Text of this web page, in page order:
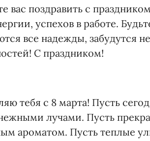
вас поздравить с
успехов в работе.
все надежды, забудутся
С праздником!
тебя с 8 марта! Пусть
лучами. Пусть
ароматом. Пусть теплые